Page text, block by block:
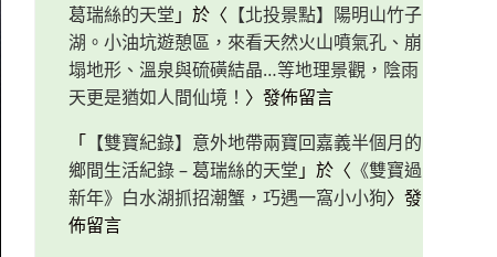
葛瑞絲的天堂 」於〈 【北投景點】陽明山竹子
湖。小油坑遊憩區，來看天然火山噴氣孔、崩
塌地形、溫泉與硫磺結晶…等地理景觀，陰雨
天更是猶如人間仙境！ 〉發佈留言
「 【雙寶紀錄】意外地帶兩寶回嘉義半個月的
鄉間生活紀錄 – 葛瑞絲的天堂 」於〈 《雙寶過
新年》白水湖抓招潮蟹，巧遇一窩小小狗〉發
佈留言